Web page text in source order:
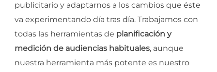
publicitario y adaptarnos a los cambios que éste
va experimentando día tras día. Trabajamos con
todas las herramientas de planificación y
medición de audiencias habituales, aunque
nuestra herramienta más potente es nuestro